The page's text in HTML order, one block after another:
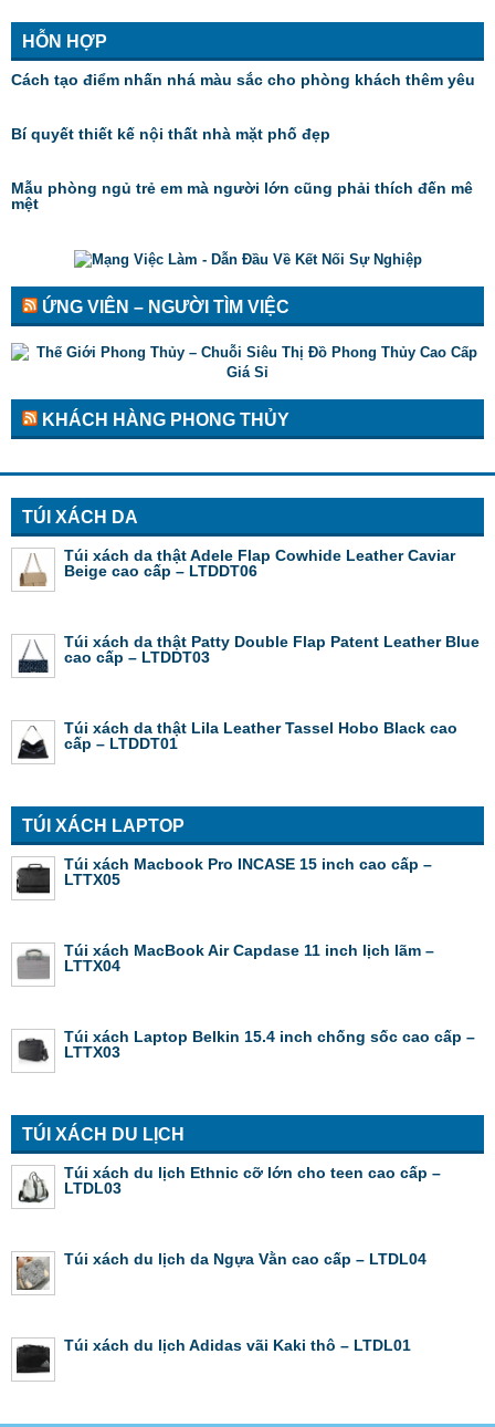
HỖN HỢP
Cách tạo điểm nhấn nhá màu sắc cho phòng khách thêm yêu
Bí quyết thiết kế nội thất nhà mặt phố đẹp
Mẫu phòng ngủ trẻ em mà người lớn cũng phải thích đến mê
mệt
ỨNG VIÊN – NGƯỜI TÌM VIỆC
KHÁCH HÀNG PHONG THỦY
TÚI XÁCH DA
Túi xách da thật Adele Flap Cowhide Leather Caviar
Beige cao cấp – LTDDT06
Túi xách da thật Patty Double Flap Patent Leather Blue
cao cấp – LTDDT03
Túi xách da thật Lila Leather Tassel Hobo Black cao
cấp – LTDDT01
TÚI XÁCH LAPTOP
Túi xách Macbook Pro INCASE 15 inch cao cấp –
LTTX05
Túi xách MacBook Air Capdase 11 inch lịch lãm –
LTTX04
Túi xách Laptop Belkin 15.4 inch chống sốc cao cấp –
LTTX03
TÚI XÁCH DU LỊCH
Túi xách du lịch Ethnic cỡ lớn cho teen cao cấp –
LTDL03
Túi xách du lịch da Ngựa Vằn cao cấp – LTDL04
Túi xách du lịch Adidas vãi Kaki thô – LTDL01